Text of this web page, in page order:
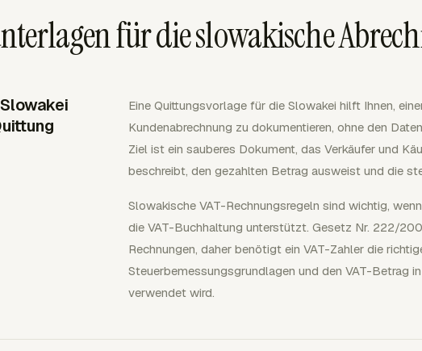
für die slowakische
Eine Quittungsvorlage für die Slowakei hilft Ihnen,
Kundenabrechnung zu dokumentieren, ohne den
Ziel ist ein sauberes Dokument, das Verkäufer und
beschreibt, den gezahlten Betrag ausweist und die
Slowakische VAT-Rechnungsregeln sind wichtig,
die VAT-Buchhaltung unterstützt. Gesetz Nr. 222/
Rechnungen, daher benötigt ein VAT-Zahler die
Steuerbemessungsgrundlagen und den VAT-Betrag
verwendet wird.